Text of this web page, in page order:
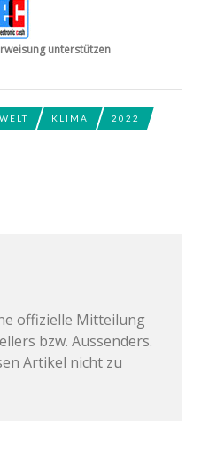
unterstützen
KLIMA 2022
offizielle Mitteilung
bzw. Aussenders.
Artikel nicht zu